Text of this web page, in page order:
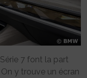
7 font la part
y trouve un écran